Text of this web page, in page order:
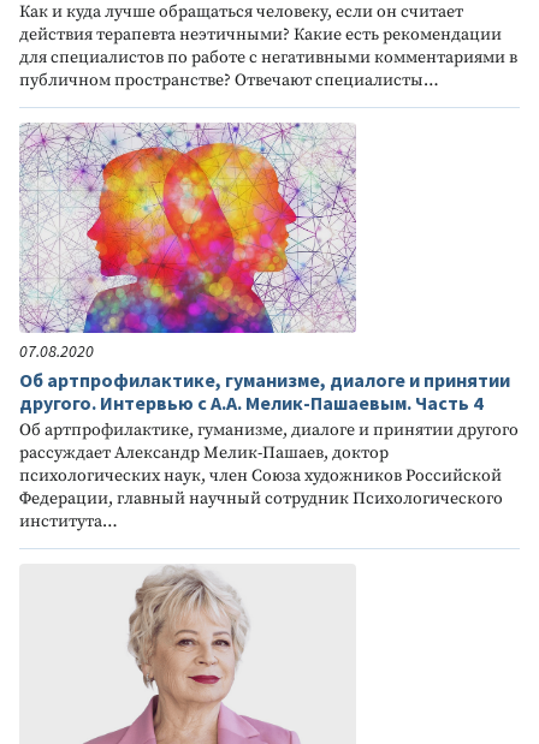
Как и куда лучше обращаться человеку, если он считает
действия терапевта неэтичными? Какие есть рекомендации
для специалистов по работе с негативными комментариями в
публичном пространстве? Отвечают специалисты…
07.08.2020
Об артпрофилактике, гуманизме, диалоге и принятии
другого. Интервью с А.А. Мелик-Пашаевым. Часть 4
Об артпрофилактике, гуманизме, диалоге и принятии другого
рассуждает Александр Мелик-Пашаев, доктор
психологических наук, член Союза художников Российской
Федерации, главный научный сотрудник Психологического
института…